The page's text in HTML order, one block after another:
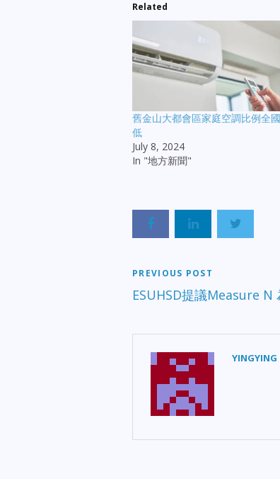
Related
舊金山大都會區家庭空調比例全
低
July 8, 2024
In "地方新聞"
PREVIOUS POST
ESUHSD提議Measure N
YINGYING